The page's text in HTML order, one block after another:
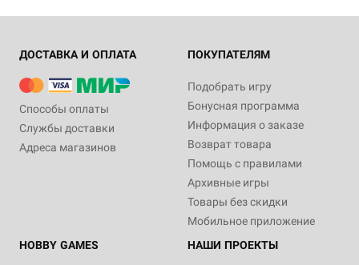
ДОСТАВКА И ОПЛАТА
Способы оплаты
Службы доставки
Адреса магазинов
ПОКУПАТЕЛЯМ
Подобрать игру
Бонусная программа
Информация о заказе
Возврат товара
Помощь с правилами
Архивные игры
Товары без скидки
Мобильное приложение
HOBBY GAMES
НАШИ ПРОЕКТЫ